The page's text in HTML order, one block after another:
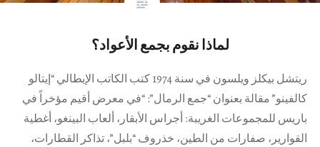
لماذا نقوم بجمع الأعواد؟
ريتشل بيكلز ويلسون في سنة 1974 كتب الكاتب الإيطالي “إيتالو
كالفينو” مقالة بعنوان “جمع الرمال”: “في معرض أقيم مؤخراً في
باريس للمجموعات الغريبة: أجراس الأبقار، ألعاب البينغو، أغطية
القوارير، صفارات من الطين، خذروف “بلبل”، تذاكر القطارات،